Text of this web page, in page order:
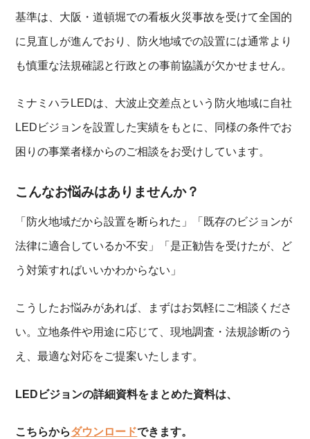
基準は、大阪・道頓堀での看板火災事故を受けて全国的
に見直しが進んでおり、防火地域での設置には通常より
も慎重な法規確認と行政との事前協議が欠かせません。
ミナミハラLEDは、大波止交差点という防火地域に自社
LEDビジョンを設置した実績をもとに、同様の条件でお
困りの事業者様からのご相談をお受けしています。
こんなお悩みはありませんか？
「防火地域だから設置を断られた」「既存のビジョンが
法律に適合しているか不安」「是正勧告を受けたが、ど
う対策すればいいかわからない」
こうしたお悩みがあれば、まずはお気軽にご相談くださ
い。立地条件や用途に応じて、現地調査・法規診断のう
え、最適な対応をご提案いたします。
LEDビジョンの詳細資料をまとめた資料は、
こちらからダウンロードできます。